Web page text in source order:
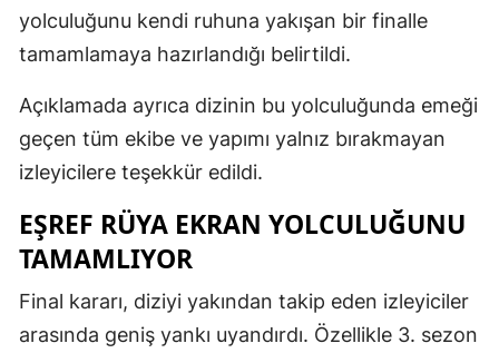
yolculuğunu kendi ruhuna yakışan bir finalle
tamamlamaya hazırlandığı belirtildi.
Açıklamada ayrıca dizinin bu yolculuğunda emeği
geçen tüm ekibe ve yapımı yalnız bırakmayan
izleyicilere teşekkür edildi.
EŞREF RÜYA EKRAN YOLCULUĞUNU
TAMAMLIYOR
Final kararı, diziyi yakından takip eden izleyiciler
arasında geniş yankı uyandırdı. Özellikle 3. sezon